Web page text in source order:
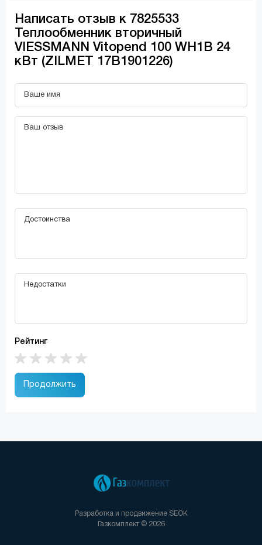
Написать отзыв к 7825533
Теплообменник вторичный
VIESSMANN Vitopend 100 WH1B 24
кВт (ZILMET 17B1901226)
Рейтинг
Продолжить
Разработка и продвижение SEOK
Газкомплект © 2026